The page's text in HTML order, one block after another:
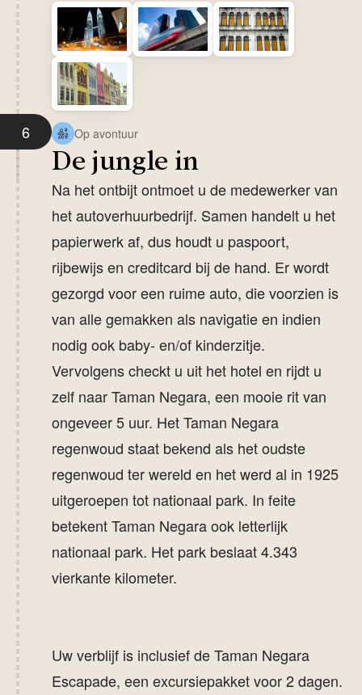
6 Op avontuur
De jungle in
Na het ontbijt ontmoet u de medewerker van
het autoverhuurbedrijf. Samen handelt u het
papierwerk af, dus houdt u paspoort,
rijbewijs en creditcard bij de hand. Er wordt
gezorgd voor een ruime auto, die voorzien is
van alle gemakken als navigatie en indien
nodig ook baby- en/of kinderzitje.
Vervolgens checkt u uit het hotel en rijdt u
zelf naar Taman Negara, een mooie rit van
ongeveer 5 uur. Het Taman Negara
regenwoud staat bekend als het oudste
regenwoud ter wereld en het werd al in 1925
uitgeroepen tot nationaal park. In feite
betekent Taman Negara ook letterlijk
nationaal park. Het park beslaat 4.343
vierkante kilometer.
Uw verblijf is inclusief de Taman Negara
Escapade, een excursiepakket voor 2 dagen.